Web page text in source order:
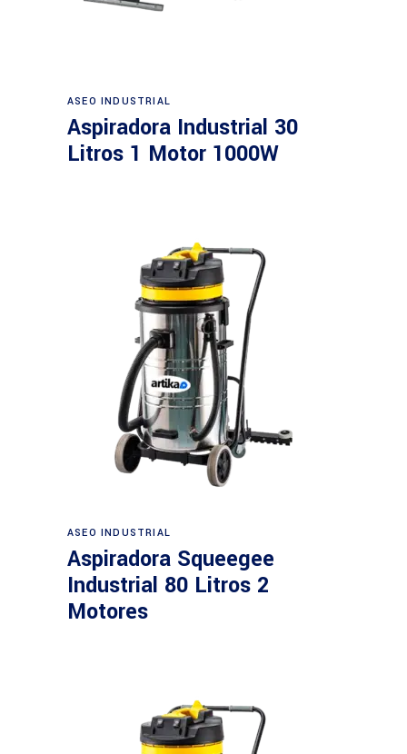
ASEO INDUSTRIAL
Aspiradora Industrial 30
Litros 1 Motor 1000W
ASEO INDUSTRIAL
Aspiradora Squeegee
Industrial 80 Litros 2
Motores